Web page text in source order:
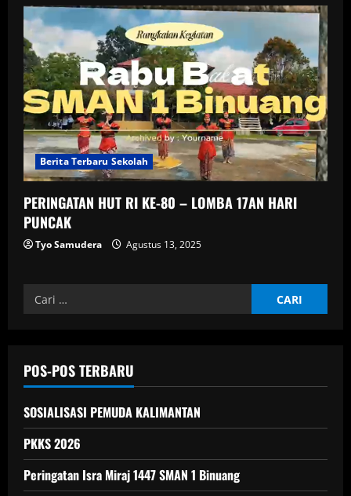
Berita Terbaru Sekolah
PERINGATAN HUT RI KE-80 – LOMBA 17AN HARI
PUNCAK
Tyo Samudera Agustus 13, 2025
Cari
untuk:
POS-POS TERBARU
SOSIALISASI PEMUDA KALIMANTAN
PKKS 2026
Peringatan Isra Miraj 1447 SMAN 1 Binuang